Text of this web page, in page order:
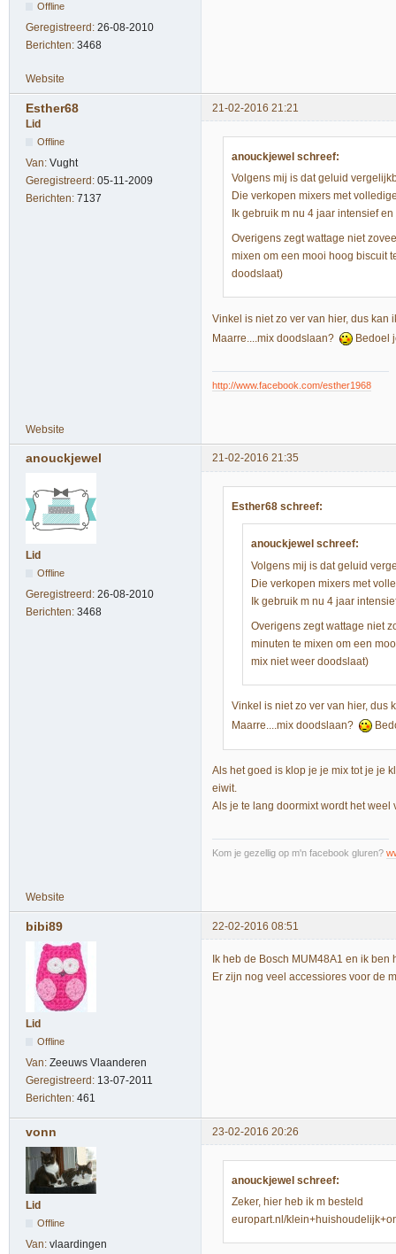
Offline
Geregistreerd: 26-08-2010
Berichten: 3468
Website
Esther68
21-02-2016 21:21
Lid
Offline
Van: Vught
Geregistreerd: 05-11-2009
Berichten: 7137
anouckjewel schreef:
Volgens mij is dat geluid
Die verkopen mixers met
Ik gebruik m nu 4 jaar intensief
Overigens zegt wattage niet
mixen om een mooi hoog biscuit
doodslaat)
Vinkel is niet zo ver van hier, dus
Maarre....mix doodslaan?
Bedoel
http://www.facebook.com/esther1968
Website
anouckjewel 21-02-2016 21:35
Lid
Offline
Geregistreerd: 26-08-2010
Berichten: 3468
Esther68 schreef:
anouckjewel schreef:
Volgens mij is dat geluid
Die verkopen mixers met
Ik gebruik m nu 4 jaar
Overigens zegt wattage niet
minuten te mixen om een
mix niet weer doodslaat)
Vinkel is niet zo ver van hier,
Maarre....mix doodslaan?
Als het goed is klop je je mix tot je je
eiwit.
Als je te lang doormixt wordt het
Kom je gezellig op m'n facebook gluren?
Website
bibi89 22-02-2016 08:51
Lid
Offline
Van: Zeeuws Vlaanderen
Geregistreerd: 13-07-2011
Berichten: 461
Ik heb de Bosch MUM48A1 en ik ben
Er zijn nog veel accessiores voor de
vonn 23-02-2016 20:26
Lid
Offline
Van: vlaardingen
anouckjewel schreef:
Zeker, hier heb ik m besteld
europart.nl/